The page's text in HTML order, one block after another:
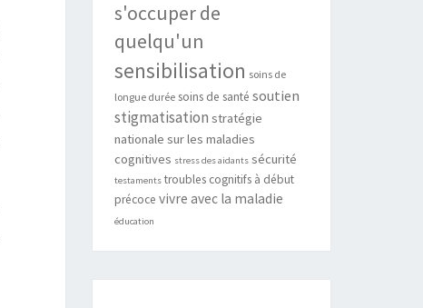
s'occuper de
quelqu'un
sensibilisation soins de
longue durée soins de santé soutien
stigmatisation stratégie
nationale sur les maladies
cognitives stress des aidants sécurité
testaments troubles cognitifs à début
précoce vivre avec la maladie
éducation